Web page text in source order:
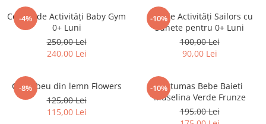
-4%
Centru de Activități Baby Gym
0+ Luni
250,00 Lei
240,00 Lei
-10%
Cub de Activități Sailors cu
Sunete pentru 0+ Luni
100,00 Lei
90,00 Lei
-8%
Curcubeu din lemn Flowers
125,00 Lei
115,00 Lei
-10%
Costumas Bebe Baieti
Muselina Verde Frunze
195,00 Lei